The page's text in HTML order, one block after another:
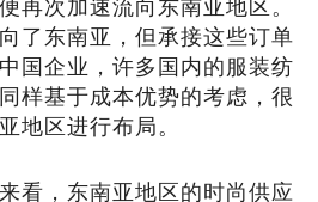
再次加速流向东南亚地区。
了东南亚，但承接这些订单
国企业，许多国内的服装纺
样基于成本优势的考虑，很
地区进行布局。
，东南亚地区的时尚供应